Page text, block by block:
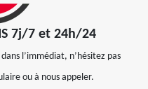
7j/7 et 24h/24
l’immédiat, n’hésitez pas
ou à nous appeler.